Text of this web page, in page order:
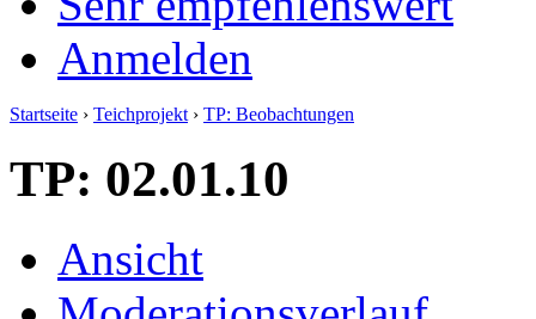
Anmelden
Startseite › Teichprojekt › TP: Beobachtungen
TP: 02.01.10
Ansicht